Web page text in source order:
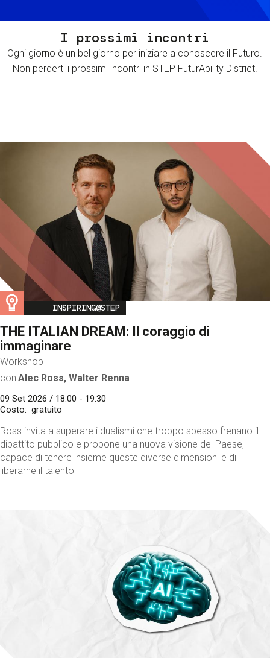
I prossimi incontri
Ogni giorno è un bel giorno per iniziare a conoscere il Futuro.
Non perderti i prossimi incontri in STEP FuturAbility District!
Image
INSPIRING@STEP
THE ITALIAN DREAM: Il coraggio di
immaginare
Workshop
con Alec Ross, Walter Renna
09 Set 2026 / 18:00 - 19:30
Costo
gratuito
Ross invita a superare i dualismi che troppo spesso frenano il
dibattito pubblico e propone una nuova visione del Paese,
capace di tenere insieme queste diverse dimensioni e di
liberarne il talento